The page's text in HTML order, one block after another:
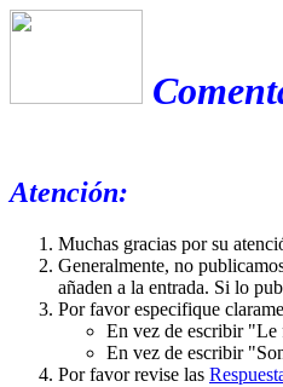
Atención:
Muchas gracias por su
Generalmente, no
añaden a la entrada. Si lo
Por favor especifique
En vez de escribir "Le
En vez de escribir
Por favor revise las